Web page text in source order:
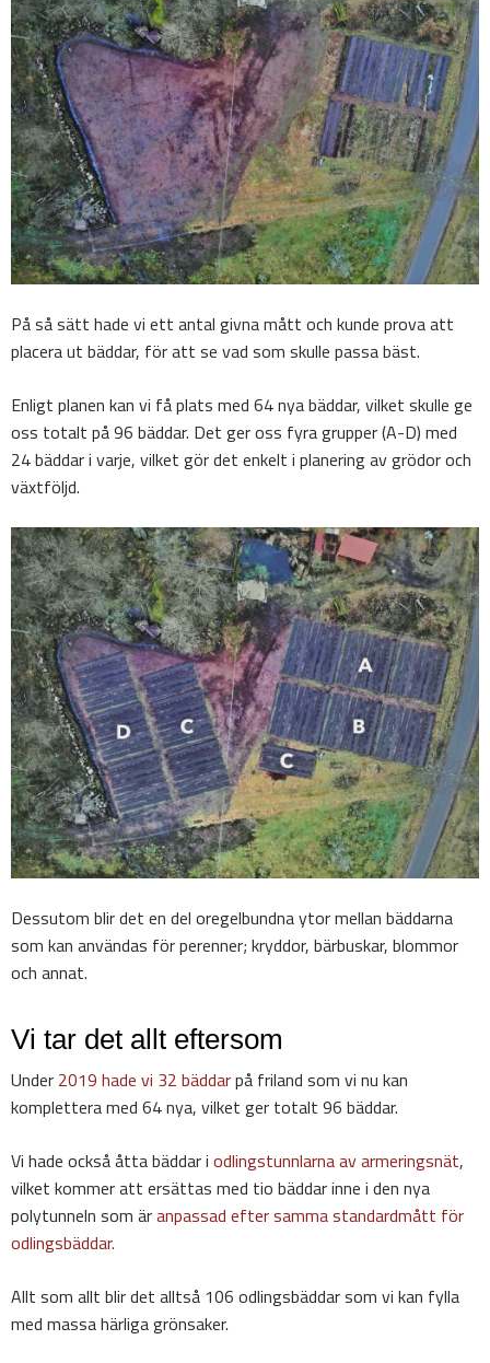
På så sätt hade vi ett antal givna mått och kunde prova att
placera ut bäddar, för att se vad som skulle passa bäst.
Enligt planen kan vi få plats med 64 nya bäddar, vilket skulle ge
oss totalt på 96 bäddar. Det ger oss fyra grupper (A-D) med
24 bäddar i varje, vilket gör det enkelt i planering av grödor och
växtföljd.
Dessutom blir det en del oregelbundna ytor mellan bäddarna
som kan användas för perenner; kryddor, bärbuskar, blommor
och annat.
Vi tar det allt eftersom
Under 2019 hade vi 32 bäddarpå friland som vi nu kan
komplettera med 64 nya, vilket ger totalt 96 bäddar.
Vi hade också åtta bäddar i odlingstunnlarna av armeringsnät,
vilket kommer att ersättas med tio bäddar inne i den nya
polytunneln som äranpassad efter samma standardmått för
odlingsbäddar.
Allt som allt blir det alltså 106 odlingsbäddar som vi kan fylla
med massa härliga grönsaker.